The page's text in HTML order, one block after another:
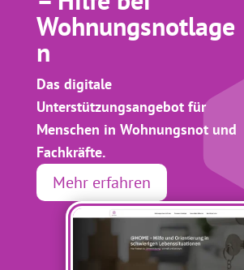
Wohnungsnotlage
n
Das digitale
Unterstützungsangebot für
Menschen in Wohnungsnot und
Fachkräfte.
Mehr erfahren